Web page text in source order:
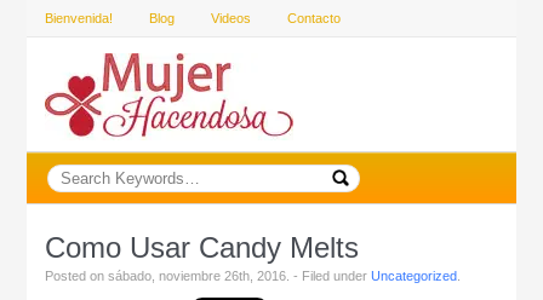
Bienvenida! Blog Videos Contacto
Como Usar Candy Melts
Posted on sábado, noviembre 26th, 2016. - Filed underUncategorized